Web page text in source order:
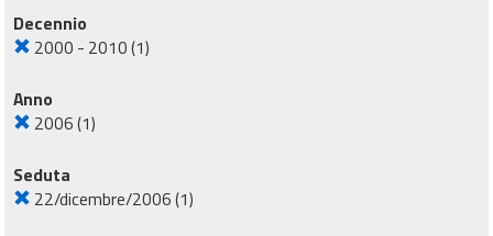
Decennio
2000 - 2010(1)
Anno
2006(1)
Seduta
22/dicembre/2006(1)